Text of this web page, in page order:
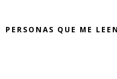
PERSONAS QUE ME